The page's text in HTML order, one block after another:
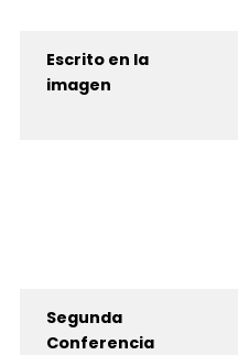
Escrito en la
imagen
Segunda
Conferencia